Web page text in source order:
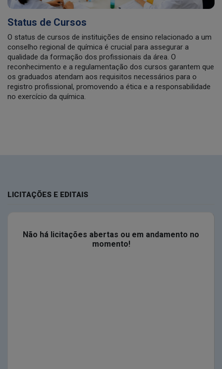
Status de Cursos
O status de cursos de instituições de ensino relacionado a um
conselho regional de química é crucial para assegurar a
qualidade da formação dos profissionais da área. O
reconhecimento e a regulamentação dos cursos garantem que
os graduados atendam aos requisitos necessários para o
registro profissional, promovendo a ética e a responsabilidade
no exercício da química.
LICITAÇÕES E EDITAIS
Não há licitações abertas ou em andamento no
momento!